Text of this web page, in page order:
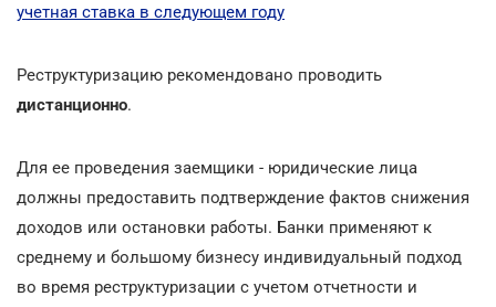
учетная ставка в следующем году
Реструктуризацию рекомендовано проводить
дистанционно.
Для ее проведения заемщики - юридические лица
должны предоставить подтверждение фактов снижения
доходов или остановки работы. Банки применяют к
среднему и большому бизнесу индивидуальный подход
во время реструктуризации с учетом отчетности и